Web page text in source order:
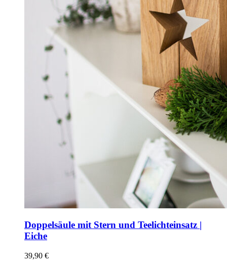
Doppelsäule mit Stern und Teelichteinsatz |
Eiche
39,90 €